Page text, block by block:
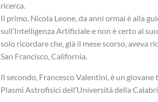
ricerca.
Il primo, Nicola Leone, da anni ormai è alla
sull’Intelligenza Artificiale e non è certo al
solo ricordare che, già il mese scorso, aveva
San Francisco, California.
Il secondo, Francesco Valentini, è un
Plasmi Astrofisici dell’Università della